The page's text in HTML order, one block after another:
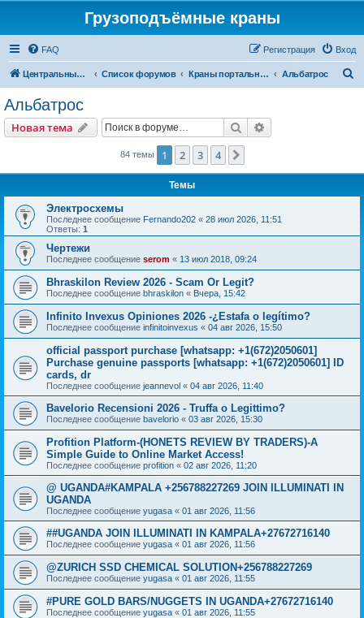
Грузоподъёмные краны
FAQ Вход
Регистрация
Центральный сайт Список форумов Краны портальные Альбатрос
Альбатрос
Новая тема Поиск
84 темы 1 2 3 4
Темы
Электросхемы
Последнее сообщение Fernando202 « 28 июл 2026, 11:51
Ответы: 1
Чертежи
Последнее сообщение serom « 13 июл 2018, 09:24
Bhraskilon Review 2026 - Scam Or Legit?
Последнее сообщение bhraskilon « Вчера, 15:42
Infinito Invexus Opiniones 2026 -¿Estafa o legítimo?
Последнее сообщение infinitoinvexus « 04 авг 2026, 15:50
official passport purchase [whatsapp: +1(672)2050601]
Purchase genuine passports [whatsapp: +1(672)2050601] ID
cards, dr
Последнее сообщение jeannevol « 04 авг 2026, 11:40
Bavelorio Recensioni 2026 - Truffa o Legittimo?
Последнее сообщение bavelorio « 03 авг 2026, 15:30
Profition Platform-(HONETS REVIEW BY TRADERS)-A
Simple Guide to Online Market Access!
Последнее сообщение profition « 02 авг 2026, 11:20
@ UGANDA#KAMPALA +256788227269 JOIN ILLUMINATI IN
UGANDA
Последнее сообщение yugasa « 01 авг 2026, 11:56
##UGANDA JOIN ILLUMINATI IN KAMPALA+27672716140
Последнее сообщение yugasa « 01 авг 2026, 11:56
@ZURICH SSD CHEMICAL SOLUTION+256788227269
Последнее сообщение yugasa « 01 авг 2026, 11:55
#PURE GOLD BARS/NUGGETS IN UGANDA+27672716140
Последнее сообщение yugasa « 01 авг 2026, 11:55